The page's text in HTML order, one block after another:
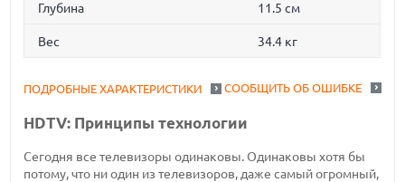
Глубина 11.5 см
Вес 34.4 кг
СООБЩИТЬ ОБ ОШИБКЕ
ПОДРОБНЫЕ ХАРАКТЕРИСТИКИ
HDTV: Принципы технологии
Сегодня все телевизоры одинаковы. Одинаковы хотя бы
потому, что ни один из телевизоров, даже самый огромный,